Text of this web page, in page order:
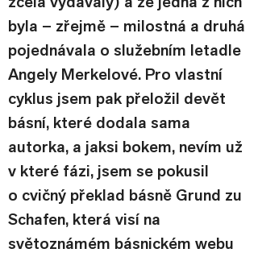
byla – zřejmě – milostná a druhá
pojednávala o služebním letadle
Angely Merkelové. Pro vlastní
cyklus jsem pak přeložil devět
básní, které dodala sama
autorka, a jaksi bokem, nevím už
v které fázi, jsem se pokusil
o cvičný překlad básně Grund zu
Schafen, která visí na
světoznámém básnickém webu